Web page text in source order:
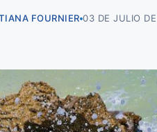
FOURNIER 03 DE JULIO